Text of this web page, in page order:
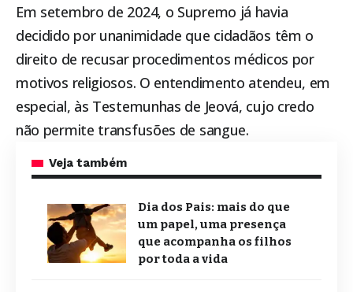
Em setembro de 2024, o Supremo já havia
decidido por unanimidade que cidadãos têm o
direito de recusar procedimentos médicos por
motivos religiosos. O entendimento atendeu, em
especial, às Testemunhas de Jeová, cujo credo
não permite transfusões de sangue.
Veja também
Dia dos Pais: mais do que
um papel, uma presença
que acompanha os filhos
por toda a vida